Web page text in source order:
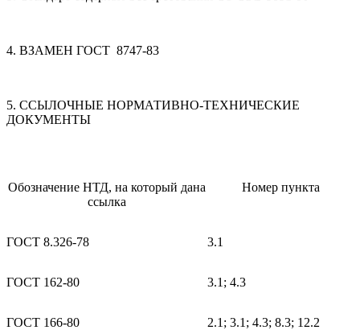
4. ВЗАМЕН ГОСТ 8747-83
5. ССЫЛОЧНЫЕ НОРМАТИВНО-ТЕХНИЧЕСКИЕ
ДОКУМЕНТЫ
Обозначение НТД, на который дана
ссылка
Номер пункта
ГОСТ 8.326-78 3.1
ГОСТ 162-80 3.1; 4.3
ГОСТ 166-80 2.1; 3.1; 4.3; 8.3; 12.2